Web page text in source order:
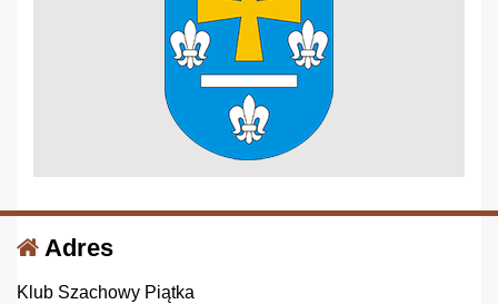
Adres
Klub Szachowy Piątka